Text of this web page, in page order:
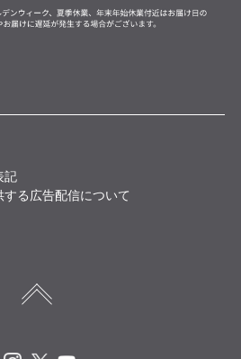
記
る広告配信について